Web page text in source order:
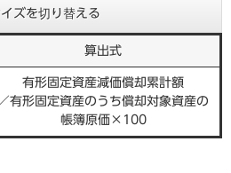
ズを切り替える
算出式
有形固定資産減価償却累計額
／有形固定資産のうち償却対象資産の
帳簿原価×100